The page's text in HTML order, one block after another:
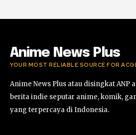
Anime News Plus
YOUR MOST RELIABLE SOURCE FOR
Anime News Plus atau disingkat ANP
berita indie seputar anime, komik,
yang terpercaya di Indonesia.